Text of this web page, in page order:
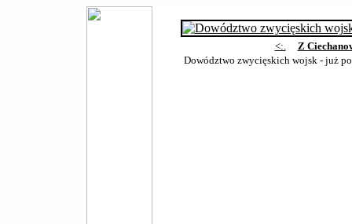
<:.
Z
Dowództwo zwycięskich wojsk - już